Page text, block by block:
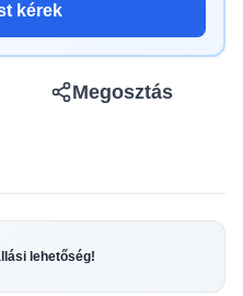
kérek
Megosztás
lehetőség!